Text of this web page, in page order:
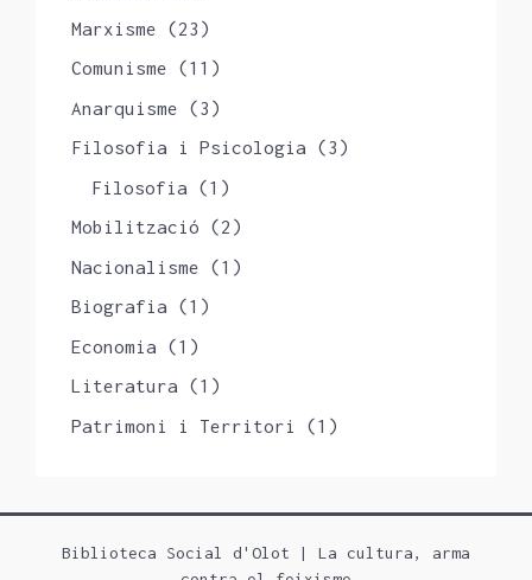
Marxisme (23)
Comunisme (11)
Anarquisme (3)
Filosofia i Psicologia (3)
Filosofia (1)
Mobilització (2)
Nacionalisme (1)
Biografia (1)
Economia (1)
Literatura (1)
Patrimoni i Territori
(1)
Biblioteca Social d'Olot | La cultura, arma